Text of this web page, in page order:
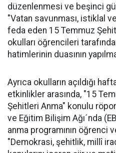
düzenlenmesi ve beşinci
"Vatan savunması, istiklal
feda eden 15 Temmuz
okulları öğrencileri
hatimlerinin duasının
Ayrıca okulların açıldığı
etkinlikler arasında, "15
Şehitleri Anma" konulu
ve Eğitim Bilişim Ağı´nda
anma programının
"Demokrasi, şehitlik, millî